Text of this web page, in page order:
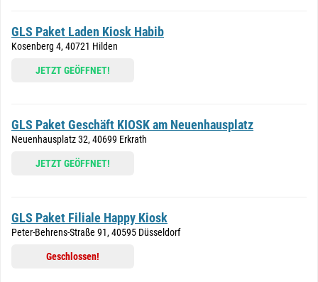
GLS Paket Laden Kiosk Habib
Kosenberg 4, 40721 Hilden
JETZT GEÖFFNET!
GLS Paket Geschäft KIOSK am Neuenhausplatz
Neuenhausplatz 32, 40699 Erkrath
JETZT GEÖFFNET!
GLS Paket Filiale Happy Kiosk
Peter-Behrens-Straße 91, 40595 Düsseldorf
Geschlossen!